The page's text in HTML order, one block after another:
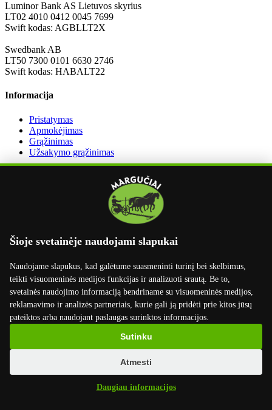
Šioje svetainėje naudojami slapukai
Naudojame slapukus, kad galėtume suasmeninti turinį bei skelbimus,
teikti visuomeninės medijos funkcijas ir analizuoti srautą. Be to,
svetainės naudojimo informaciją bendriname su visuomeninės medijos,
reklamavimo ir analizės partneriais, kurie gali ją pridėti prie kitos jūsų
pateiktos arba naudojant paslaugas surinktos informacijos.
Daugiau informacijos
Sutinku
Atmesti
Luminor Bank AS Lietuvos skyrius
LT02 4010 0412 0045 7699
Swift kodas: AGBLLT2X
Swedbank AB
LT50 7300 0101 6630 2746
Swift kodas: HABALT22
Informacija
Pristatymas
Apmokėjimas
Grąžinimas
Užsakymo grąžinimas
×